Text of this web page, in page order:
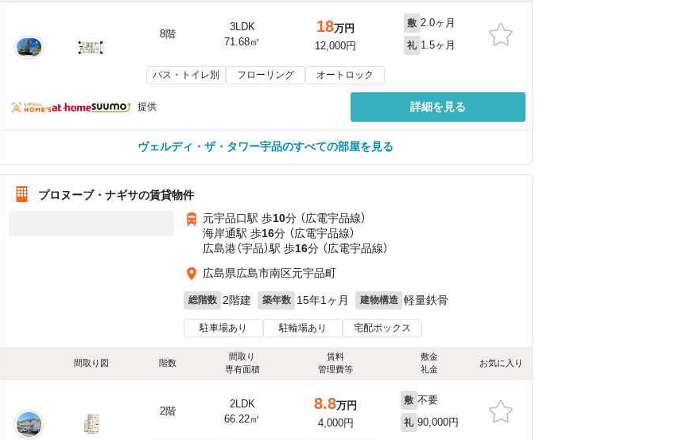
8階
3LDK
71.68㎡
18万円
12,000円
敷 2.0ヶ月
礼 1.5ヶ月
バス・トイレ別 フローリング オートロック
提供 詳細を見る
ヴェルディ・ザ・タワー宇品のすべての部屋を見る
プロヌーブ・ナギサの賃貸物件
元宇品口駅 歩10分 （広電宇品線）
海岸通駅 歩16分 （広電宇品線）
広島港（宇品）駅 歩16分 （広電宇品線）
広島県広島市南区元宇品町
総階数 2階建 築年数 15年1ヶ月 建物構造 軽量鉄骨
駐車場あり 駐輪場あり 宅配ボックス
間取り図 階数
間取り
専有面積
賃料
管理費等
敷金
礼金
お気に入り
2階
2LDK
66.22㎡
8.8万円
4,000円
敷 不要
礼 90,000円